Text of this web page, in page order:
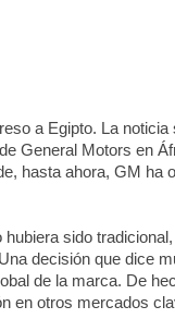
a Egipto. La
General Motors en
hasta ahora, GM ha
sido
decisión que dice
de la marca. De
en otros mercados